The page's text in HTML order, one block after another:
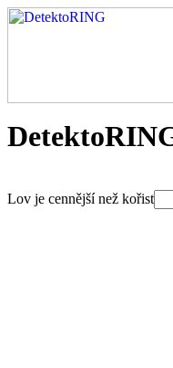
Lov je cennější než kořist